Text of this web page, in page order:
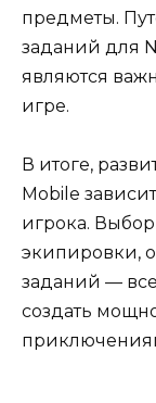
предметы.
заданий для
являются
игре.
В итоге,
Mobile
игрока.
экипировки,
заданий —
создать